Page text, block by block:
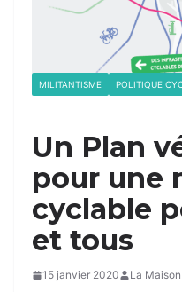
MILITANTISME POLITIQUE
Un Plan
pour une
cyclable
et tous
15 janvier 2020 La